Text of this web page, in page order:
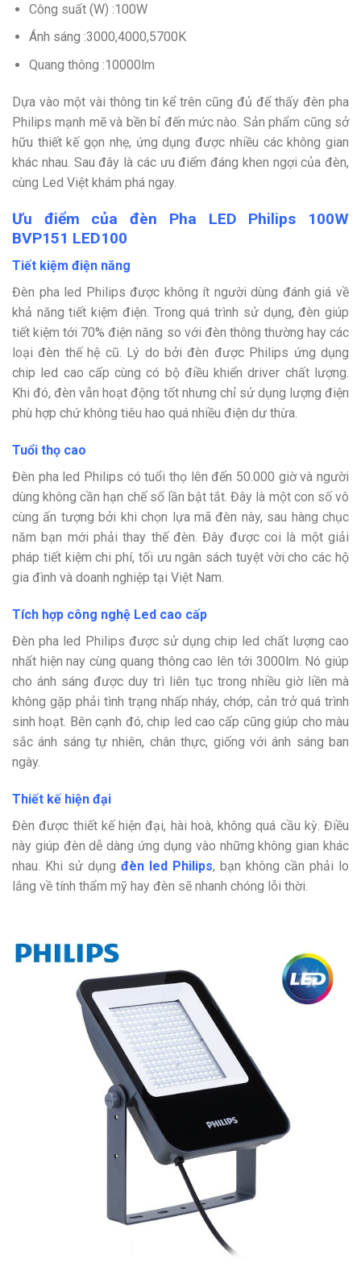
Công suất (W) :100W
Ánh sáng :3000,4000,5700K
Quang thông :10000lm
Dựa vào một vài thông tin kể trên cũng đủ để thấy đèn pha
Philips mạnh mẽ và bền bỉ đến mức nào. Sản phẩm cũng sở
hữu thiết kế gọn nhẹ, ứng dụng được nhiều các không gian
khác nhau. Sau đây là các ưu điểm đáng khen ngợi của đèn,
cùng Led Việt khám phá ngay.
Ưu điểm của đèn Pha LED Philips 100W
BVP151 LED100
Tiết kiệm điện năng
Đèn pha led Philips được không ít người dùng đánh giá về
khả năng tiết kiệm điện. Trong quá trình sử dụng, đèn giúp
tiết kiệm tới 70% điện năng so với đèn thông thường hay các
loại đèn thế hệ cũ. Lý do bởi đèn được Philips ứng dụng
chip led cao cấp cùng có bộ điều khiển driver chất lượng.
Khi đó, đèn vẫn hoạt động tốt nhưng chỉ sử dụng lượng điện
phù hợp chứ không tiêu hao quá nhiều điện dư thừa.
Tuổi thọ cao
Đèn pha led Philips có tuổi thọ lên đến 50.000 giờ và người
dùng không cần hạn chế số lần bật tắt. Đây là một con số vô
cùng ấn tượng bởi khi chọn lựa mã đèn này, sau hàng chục
năm bạn mới phải thay thế đèn. Đây được coi là một giải
pháp tiết kiệm chi phí, tối ưu ngân sách tuyệt vời cho các hộ
gia đình và doanh nghiệp tại Việt Nam.
Tích hợp công nghệ Led cao cấp
Đèn pha led Philips được sử dụng chip led chất lượng cao
nhất hiện nay cùng quang thông cao lên tới 3000lm. Nó giúp
cho ánh sáng được duy trì liên tục trong nhiều giờ liền mà
không gặp phải tình trạng nhấp nháy, chớp, cản trở quá trình
sinh hoạt. Bên cạnh đó, chip led cao cấp cũng giúp cho màu
sắc ánh sáng tự nhiên, chân thực, giống với ánh sáng ban
ngày.
Thiết kế hiện đại
Đèn được thiết kế hiện đại, hài hoà, không quá cầu kỳ. Điều
này giúp đèn dễ dàng ứng dụng vào những không gian khác
nhau. Khi sử dụng đèn led Philips, bạn không cần phải lo
lắng về tính thẩm mỹ hay đèn sẽ nhanh chóng lỗi thời.